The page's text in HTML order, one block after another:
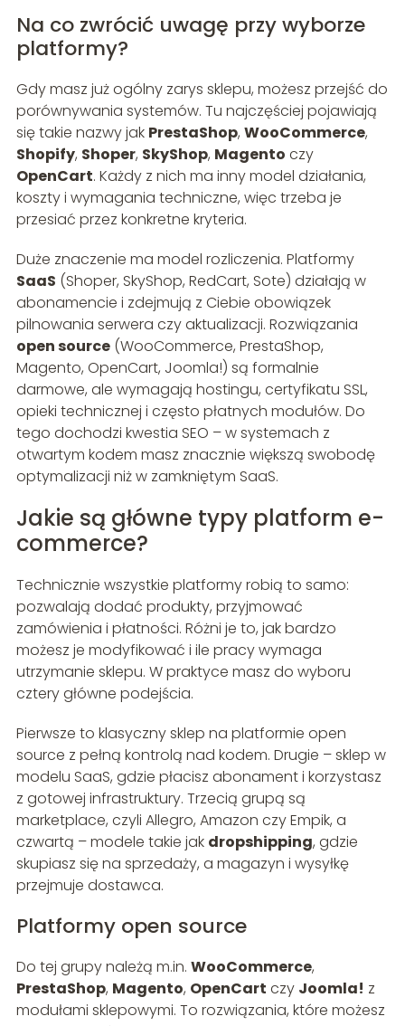
Na co zwrócić uwagę przy wyborze
platformy?
Gdy masz już ogólny zarys sklepu, możesz przejść do
porównywania systemów. Tu najczęściej pojawiają
się takie nazwy jak PrestaShop, WooCommerce,
Shopify, Shoper, SkyShop, Magento czy
OpenCart. Każdy z nich ma inny model działania,
koszty i wymagania techniczne, więc trzeba je
przesiać przez konkretne kryteria.
Duże znaczenie ma model rozliczenia. Platformy
SaaS (Shoper, SkyShop, RedCart, Sote) działają w
abonamencie i zdejmują z Ciebie obowiązek
pilnowania serwera czy aktualizacji. Rozwiązania
open source(WooCommerce, PrestaShop,
Magento, OpenCart, Joomla!) są formalnie
darmowe, ale wymagają hostingu, certyfikatu SSL,
opieki technicznej i często płatnych modułów. Do
tego dochodzi kwestia SEO – w systemach z
otwartym kodem masz znacznie większą swobodę
optymalizacji niż w zamkniętym SaaS.
Jakie są główne typy platform e-
commerce?
Technicznie wszystkie platformy robią to samo:
pozwalają dodać produkty, przyjmować
zamówienia i płatności. Różni je to, jak bardzo
możesz je modyfikować i ile pracy wymaga
utrzymanie sklepu. W praktyce masz do wyboru
cztery główne podejścia.
Pierwsze to klasyczny sklep na platformie open
source z pełną kontrolą nad kodem. Drugie – sklep w
modelu SaaS, gdzie płacisz abonament i korzystasz
z gotowej infrastruktury. Trzecią grupą są
marketplace, czyli Allegro, Amazon czy Empik, a
czwartą – modele takie jak dropshipping, gdzie
skupiasz się na sprzedaży, a magazyn i wysyłkę
przejmuje dostawca.
Platformy open source
Do tej grupy należą m.in. WooCommerce,
PrestaShop, Magento, OpenCart czy Joomla! z
modułami sklepowymi. To rozwiązania, które możesz